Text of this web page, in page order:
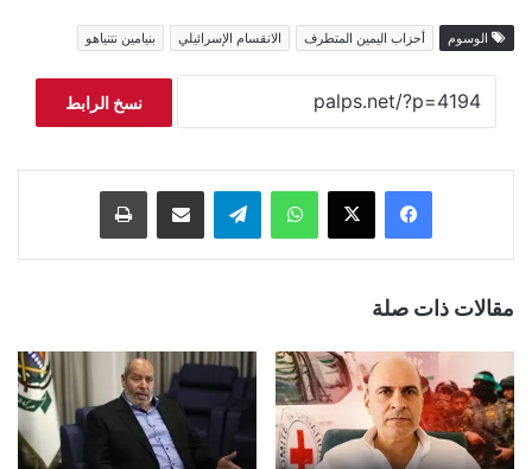
الوسوم أحزاب اليمين المتطرف الانقسام الإسرائيلي بنيامين نتنياهو
نسخ الرابط
فيسبوك ‫X واتساب تيلقرام مشاركة عبر البريد طباعة
مقالات ذات صلة